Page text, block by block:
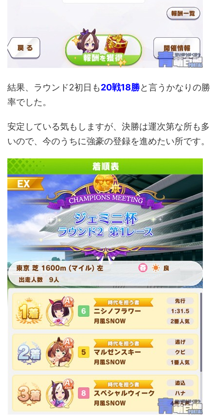
結果、ラウンド2初日も20戦18勝と言うかなりの勝
率でした。
安定している気もしますが、決勝は運次第な所も多
いので、今のうちに強豪の登録を進めたい所です。